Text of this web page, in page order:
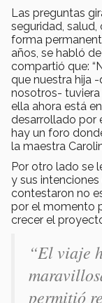
Las preguntas
seguridad,
forma
años, se habló
compartió que:
que nuestra hija
nosotros- tuviera
ella ahora está
desarrollado por
hay un foro
la maestra
Por otro lado se
y sus
contestaron no
por el momento
crecer el
“El viaje
permitió